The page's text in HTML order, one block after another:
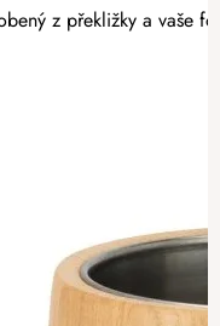
z překližky a vaše